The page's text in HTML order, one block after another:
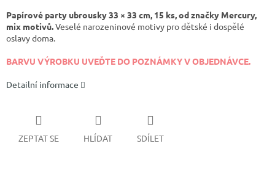
Papírové party ubrousky 33 × 33 cm, 15 ks, od značky Mercury,
mix motivů.Veselé narozeninové motivy pro dětské i dospělé
oslavy doma.
BARVU VÝROBKU UVEĎTE DO POZNÁMKY V OBJEDNÁVCE.
Detailní informace
ZEPTAT SE HLÍDAT SDÍLET